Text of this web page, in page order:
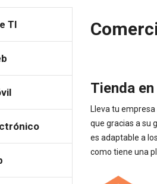
TI
Tienda
Lleva tu
que gracias a su
es adaptable a
como tiene una